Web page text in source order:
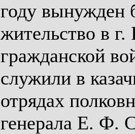
году вынужден
жительство в
гражданской
служили в
отрядах
генерала Е. Ф.